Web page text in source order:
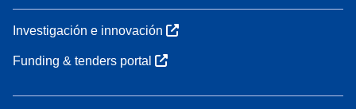
Investigación e innovación
Funding & tenders portal